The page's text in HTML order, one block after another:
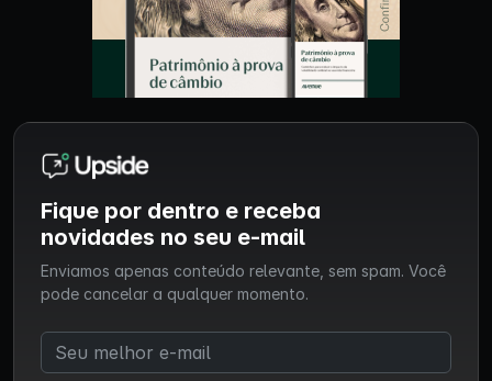
Fique por dentro e receba
novidades no seu e-mail
Enviamos apenas conteúdo relevante, sem spam. Você
pode cancelar a qualquer momento.